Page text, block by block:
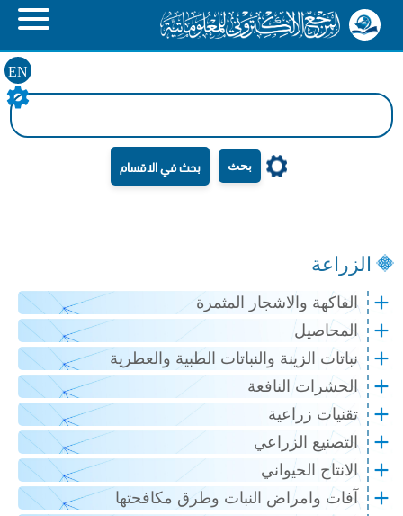
EN
بحث
الزراعة
الفاكهة والاشجار المثمرة
المحاصيل
نباتات الزينة والنباتات الطبية والعطرية
الحشرات النافعة
تقنيات زراعية
التصنيع الزراعي
الانتاج الحيواني
آفات وامراض النبات وطرق مكافحتها